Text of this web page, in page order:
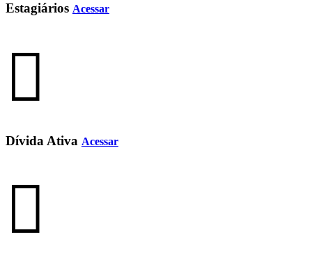
Estagiários Acessar
Dívida Ativa Acessar